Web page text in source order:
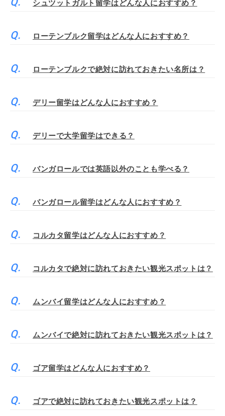
シュツットガルト留学はどんな人におすすめ？
ローテンブルク留学はどんな人におすすめ？
ローテンブルクで絶対に訪れておきたい名所は？
デリー留学はどんな人におすすめ？
デリーで大学留学はできる？
バンガロールでは英語以外のことも学べる？
バンガロール留学はどんな人におすすめ？
コルカタ留学はどんな人におすすめ？
コルカタで絶対に訪れておきたい観光スポットは？
ムンバイ留学はどんな人におすすめ？
ムンバイで絶対に訪れておきたい観光スポットは？
ゴア留学はどんな人におすすめ？
ゴアで絶対に訪れておきたい観光スポットは？